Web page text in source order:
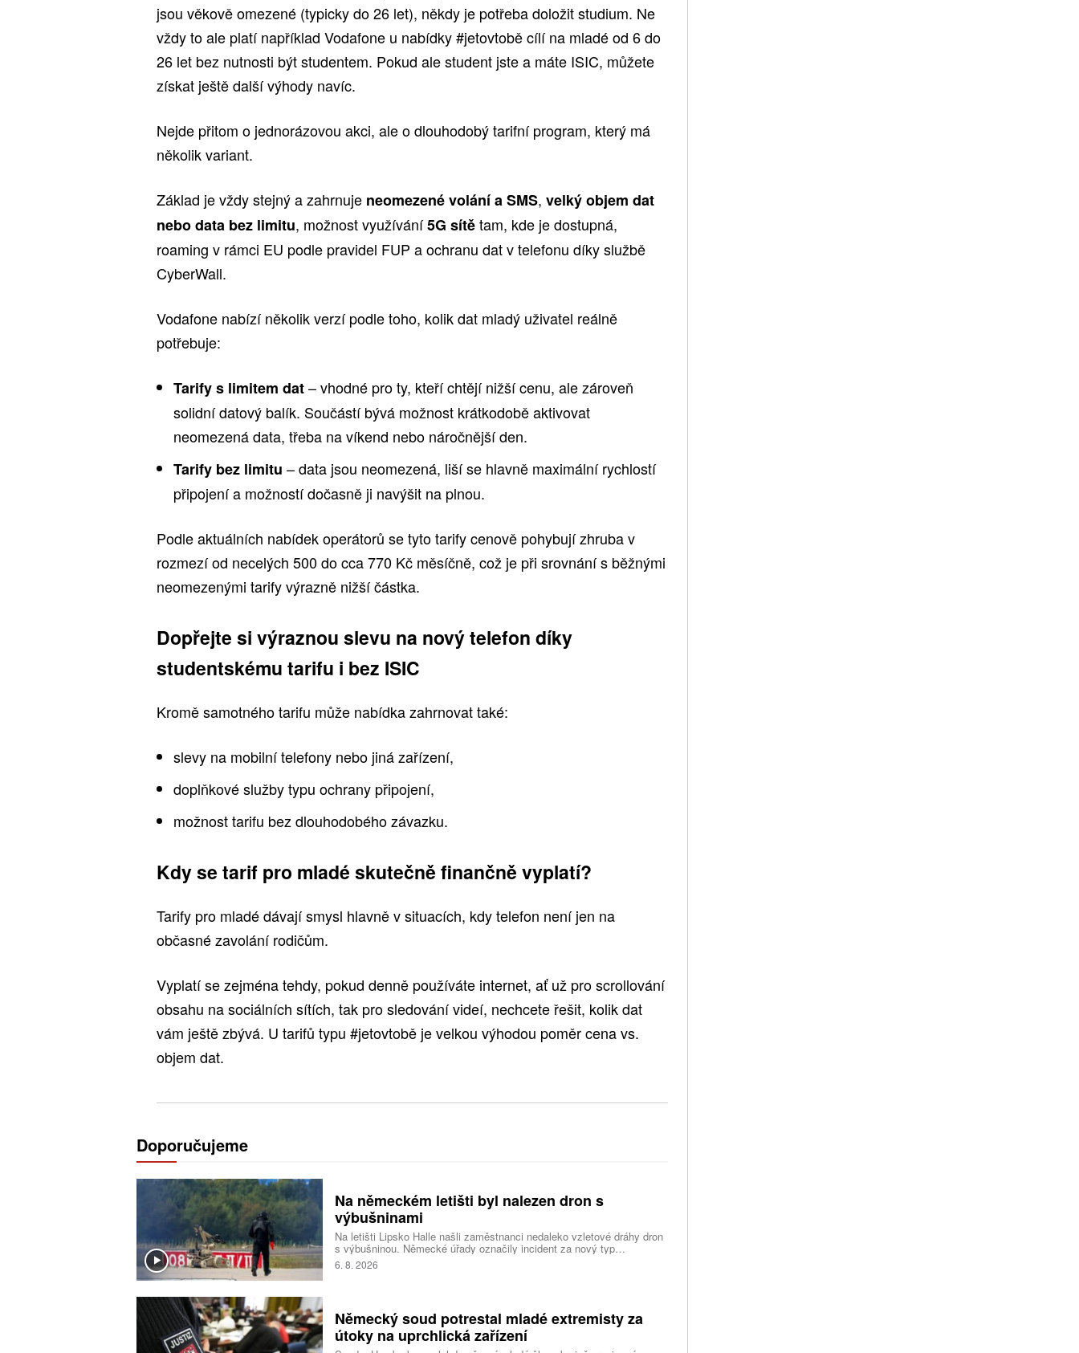
jsou věkově omezené (typicky do 26 let), někdy je potřeba doložit studium. Ne
vždy to ale platí například Vodafone u nabídky #jetovtobě cílí na mladé od 6 do
26 let bez nutnosti být studentem. Pokud ale student jste a máte ISIC, můžete
získat ještě další výhody navíc.
Nejde přitom o jednorázovou akci, ale o dlouhodobý tarifní program, který má
několik variant.
Základ je vždy stejný a zahrnuje neomezené volání a SMS, velký objem dat
nebo data bez limitu, možnost využívání5G sítětam, kde je dostupná,
roaming v rámci EU podle pravidel FUP a ochranu dat v telefonu díky službě
CyberWall.
Vodafone nabízí několik verzí podle toho, kolik dat mladý uživatel reálně
potřebuje:
Tarify s limitem dat– vhodné pro ty, kteří chtějí nižší cenu, ale zároveň
solidní datový balík. Součástí bývá možnost krátkodobě aktivovat
neomezená data, třeba na víkend nebo náročnější den.
Tarify bez limitu – data jsou neomezená, liší se hlavně maximální rychlostí
připojení a možností dočasně ji navýšit na plnou.
Podle aktuálních nabídek operátorů se tyto tarify cenově pohybují zhruba v
rozmezí od necelých 500 do cca 770 Kč měsíčně, což je při srovnání s běžnými
neomezenými tarify výrazně nižší částka.
Dopřejte si výraznou slevu na nový telefon díky
studentskému tarifu i bez ISIC
Kromě samotného tarifu může nabídka zahrnovat také:
slevy na mobilní telefony nebo jiná zařízení,
doplňkové služby typu ochrany připojení,
možnost tarifu bez dlouhodobého závazku.
Kdy se tarif pro mladé skutečně finančně vyplatí?
Tarify pro mladé dávají smysl hlavně v situacích, kdy telefon není jen na
občasné zavolání rodičům.
Vyplatí se zejména tehdy, pokud denně používáte internet, ať už pro scrollování
obsahu na sociálních sítích, tak pro sledování videí, nechcete řešit, kolik dat
vám ještě zbývá. U tarifů typu #jetovtobě je velkou výhodou poměr cena vs.
objem dat.
Doporučujeme
Na německém letišti byl nalezen dron s
výbušninami
Na letišti Lipsko Halle našli zaměstnanci nedaleko vzletové dráhy dron
s výbušninou. Německé úřady označily incident za nový typ
bezpečnostní hrozby a zahájily protiteroristické vyšetřování. Během
události navíc nákladní letadlo narazilo do dosud neznámého objektu.
6. 8. 2026
Německý soud potrestal mladé extremisty za
útoky na uprchlická zařízení